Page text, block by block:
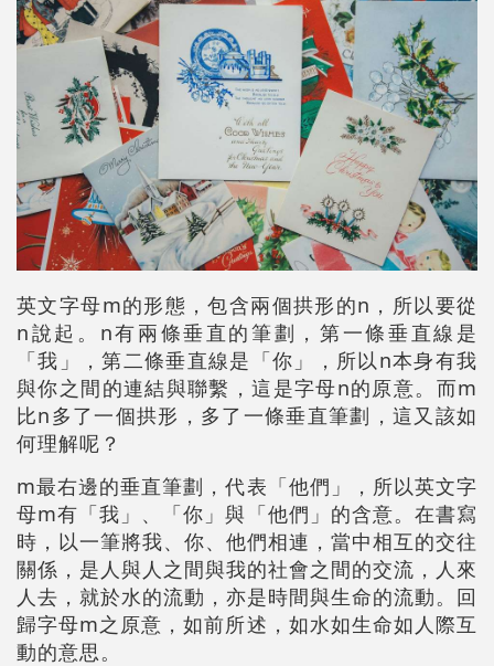
英文字母m的形態，包含兩個拱形的n，所以要從
n說起。n有兩條垂直的筆劃，第一條垂直線是
「我」，第二條垂直線是「你」，所以n本身有我
與你之間的連結與聯繫，這是字母n的原意。而m
比n多了一個拱形，多了一條垂直筆劃，這又該如
何理解呢？
m最右邊的垂直筆劃，代表「他們」，所以英文字
母m有「我」、「你」與「他們」的含意。在書寫
時，以一筆將我、你、他們相連，當中相互的交往
關係，是人與人之間與我的社會之間的交流，人來
人去，就於水的流動，亦是時間與生命的流動。回
歸字母m之原意，如前所述，如水如生命如人際互
動的意思。